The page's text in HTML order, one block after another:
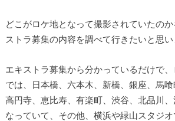
どこがロケ地となって撮影されていたの
ストラ募集の内容を調べて行きたいと思い
エキストラ募集から分かっているだけで
では、日本橋、六本木、新橋、銀座、馬喰
高円寺、恵比寿、有楽町、渋谷、北品川
なっていて、その他、横浜や緑山スタジ